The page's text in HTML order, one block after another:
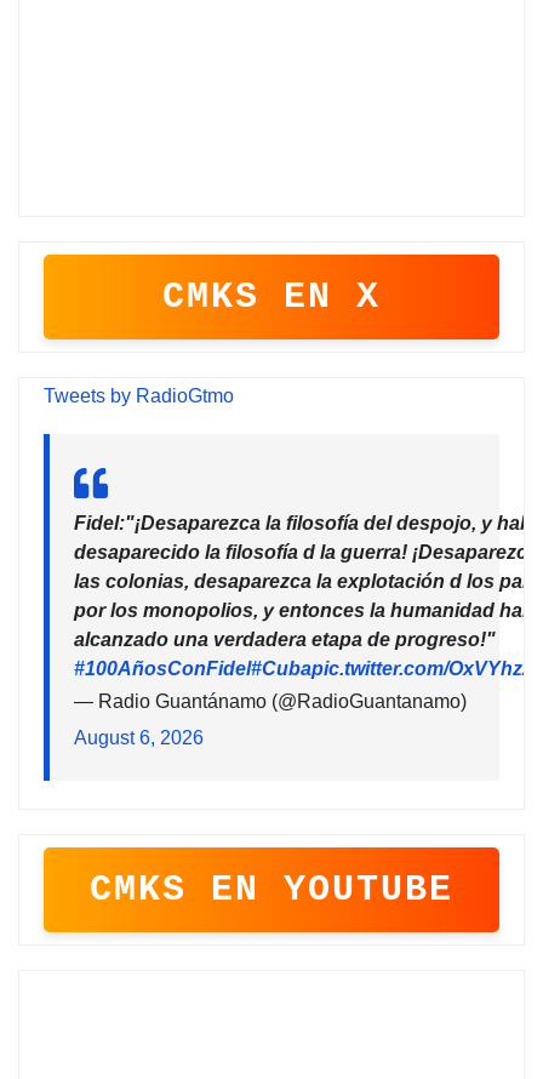
CMKS EN X
Tweets by RadioGtmo
Fidel:"¡Desaparezca la filosofía del despojo, y
desaparecido la filosofía d la guerra!
las colonias, desaparezca la explotación d los
por los monopolios, y entonces la humanidad
alcanzado una verdadera etapa de progreso!"
#100AñosConFidel#Cubapic.twitter.com/
— Radio Guantánamo (@RadioGuantanamo)
August 6, 2026
CMKS EN YOUTUBE